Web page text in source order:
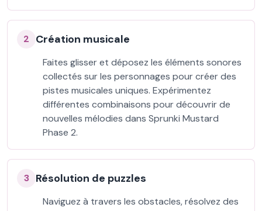
2 Création musicale
Faites glisser et déposez les éléments sonores
collectés sur les personnages pour créer des
pistes musicales uniques. Expérimentez
différentes combinaisons pour découvrir de
nouvelles mélodies dans Sprunki Mustard
Phase 2.
3 Résolution de puzzles
Naviguez à travers les obstacles, résolvez des